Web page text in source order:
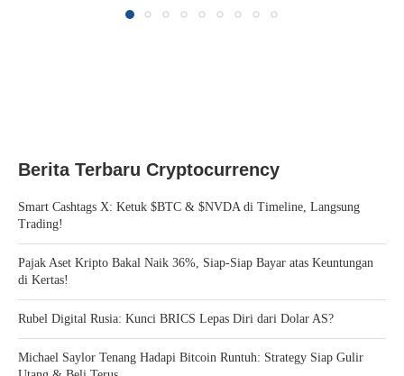
Berita Terbaru Cryptocurrency
Smart Cashtags X: Ketuk $BTC & $NVDA di Timeline, Langsung
Trading!
Pajak Aset Kripto Bakal Naik 36%, Siap-Siap Bayar atas Keuntungan
di Kertas!
Rubel Digital Rusia: Kunci BRICS Lepas Diri dari Dolar AS?
Michael Saylor Tenang Hadapi Bitcoin Runtuh: Strategy Siap Gulir